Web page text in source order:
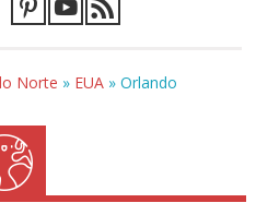
Norte » EUA »Orlando